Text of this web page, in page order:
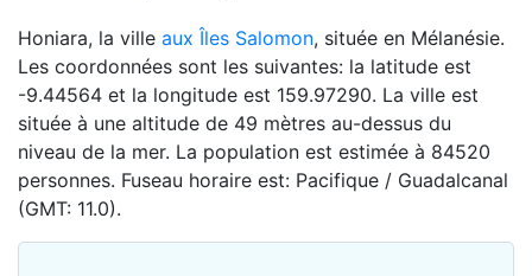
Honiara, la ville aux Îles Salomon, située en Mélanésie.
Les coordonnées sont les suivantes: la latitude est
-9.44564 et la longitude est 159.97290. La ville est
située à une altitude de 49 mètres au-dessus du
niveau de la mer. La population est estimée à 84520
personnes. Fuseau horaire est: Pacifique / Guadalcanal
(GMT: 11.0).